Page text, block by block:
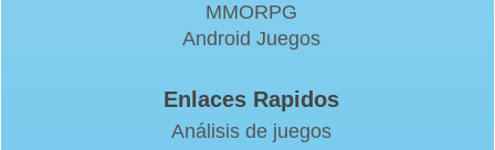
MMORPG
Android Juegos
Enlaces Rapidos
Análisis de juegos